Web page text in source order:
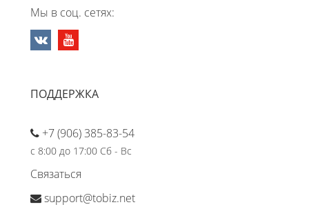
Мы в соц. сетях:
ПОДДЕРЖКА
+7 (906) 385-83-54
с 8:00 до 17:00 Сб - Вс
Связаться
support@tobiz.net